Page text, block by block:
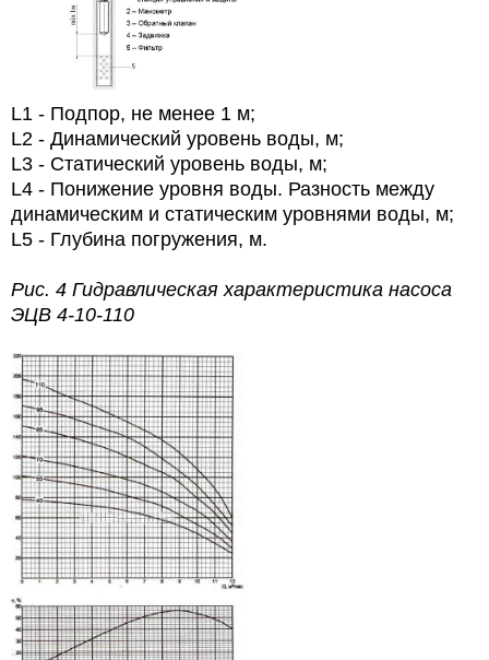
L1 - Подпор, не менее 1 м;
L2 - Динамический уровень воды, м;
L3 - Статический уровень воды, м;
L4 - Понижение уровня воды. Разность между
динамическим и статическим уровнями воды, м;
L5 - Глубина погружения, м.
Рис. 4 Гидравлическая характеристика насоса
ЭЦВ 4-10-110